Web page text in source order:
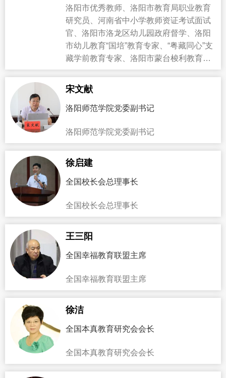
洛阳市优秀教师、洛阳市教育局职业教育
研究员、河南省中小学教师资证考试面试
官、洛阳市洛龙区幼儿园政府督学、洛阳
市幼儿教育“国培”教育专家、“粤藏同心”支
藏学前教育专家、洛阳市蒙台梭利教育教
育学会会长、天恩（国家民政部注册）蒙
台梭利教育委员会专家组成员、河南省千
园连赢专家组成员、洛阳市幼儿园联盟专
家组组长。CMS中国蒙台梭利教育协会
宋文献
洛阳师范学院党委副书记
洛阳师范学院党委副书记
徐启建
全国校长会总理事长
全国校长会总理事长
王三阳
全国幸福教育联盟主席
全国幸福教育联盟主席
徐洁
全国本真教育研究会会长
全国本真教育研究会会长